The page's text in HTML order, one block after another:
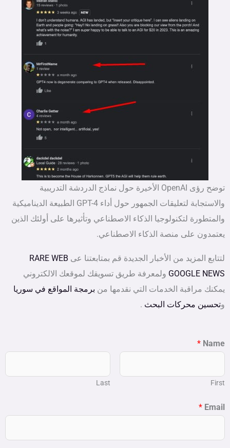
توضح رؤى OpenAI الأخيرة حول نماذج الدردشة التدريبية
والاستجابة لتعليقات الجمهور حول أداء GPT-4 الطبيعة الديناميكية
والمتطورة لتكنولوجيا الذكاء الاصطناعي وتأثيرها على أولئك الذين
يعتمدون على منصة الذكاء الاصطناعي.
لتتابع المزيد من الأخبار الجديدة قم بمتابعتنا عى RARE WEB
GOOGLE NEWS ولمعرفة طريق تسويقك لموقعك الالكتروني
يمكنك مراقبة الخدمات التي نقدمها من برمجة المواقع في سوريا
وتحسين محركات البحث .
Name
*
First
Last
Email
*